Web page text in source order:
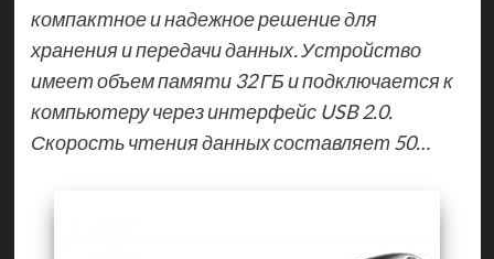
компактное и надежное решение для
хранения и передачи данных. Устройство
имеет объем памяти 32 ГБ и подключается к
компьютеру через интерфейс USB 2.0.
Скорость чтения данных составляет 50…